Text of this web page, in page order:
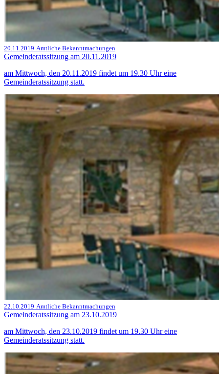
20.11.2019 Amtliche Bekanntmachungen
Gemeinderatssitzung am 20.11.2019
am Mittwoch, den 20.11.2019 findet um 19.30 Uhr eine
Gemeinderatssitzung statt.
22.10.2019 Amtliche Bekanntmachungen
Gemeinderatssitzung am 23.10.2019
am Mittwoch, den 23.10.2019 findet um 19.30 Uhr eine
Gemeinderatssitzung statt.